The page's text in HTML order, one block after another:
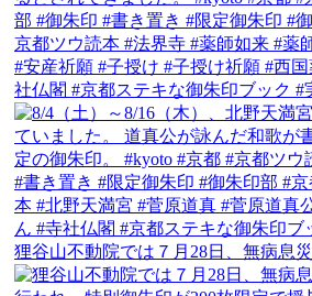
狸谷山不動院では７月28日、無病息災